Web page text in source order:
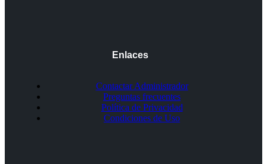
Enlaces
Contactar Administrador
Preguntas frecuentes
Política de Privacidad
Condiciones de Uso